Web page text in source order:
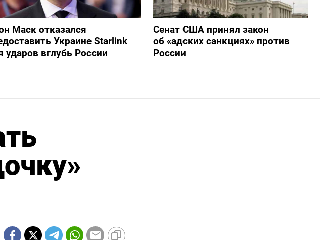
Маск отказался
Украине Starlink
ударов вглубь России
Сенат США принял закон
об «адских санкциях» против
России